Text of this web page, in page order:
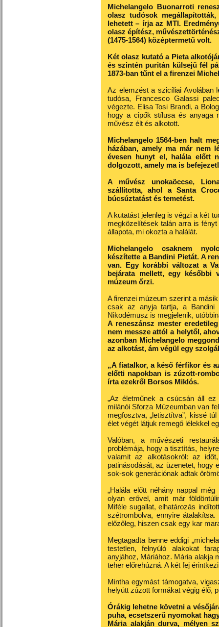
Michelangelo Buonarroti
olasz tudósok
lehetett – írja az MTI.
olasz építész,
(1475-1564) középtermetű volt.
Két olasz kutató a Pieta
és szintén puritán külsejű fél
1873-ban tűnt el a firenzei
Az elemzést a szicíliai Avolában
tudósa, Francesco Galassi
végezte. Elisa Tosi Brandi, a
hogy a cipők stílusa és anyaga
művész élt és alkotott.
Michelangelo 1564-ben halt
házában, amely ma már nem
évesen hunyt el, halála előtt
dolgozott, amely ma is
A művész unokaöccse,
szállította, ahol a Santa
búcsúztatást és temetést.
A kutatást jelenleg is végzi a két
megközelítések talán arra is
állapota, mi okozta a halálát.
Michelangelo csaknem
készítette a Bandini Pietát. A
van. Egy korábbi változat a
bejárata mellett, egy későbbi
múzeum őrzi.
A firenzei múzeum szerint a
csak az anyja tartja, a Bandini
Nikodémusz is megjelenik,
A reneszánsz mester
nem messze attól a helytől,
azonban Michelangelo
az alkotást, ám végül egy
„A fiatalkor, a késő férfikor és
előtti napokban is zúzott-
írta ezekről Borsos Miklós.
„Az életműnek a csúcsán áll
milánói Sforza Múzeumban van
megfosztva, „letisztítva”, kissé
élet végét látjuk remegő lélekkel
Valóban, a művészeti
problémája, hogy a tisztítás,
valamit az alkotásokról: az
patinásodását, az üzenetet, hogy
sok-sok generációnak adtak
„Halála előtt néhány nappal
olyan erővel, amit már
Miféle sugallat, elhatározás
szétrombolva, ennyire
előzőleg, hiszen csak egy kar
Megtagadta benne eddigi
testetlen, felnyúló alakokat
anyjához, Máriához. Mária alakja
teher előrehúzná. A két fej
Mintha egymást támogatva,
helyütt zúzott formákat végig élő,
Órákig lehetne követni a
puha, ecsetszerű nyomokat
Mária alakján durva, mélyen